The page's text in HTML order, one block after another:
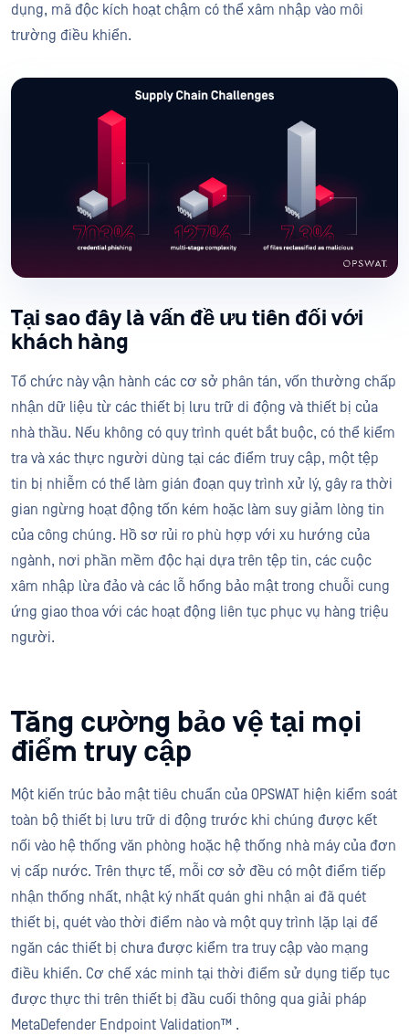
dụng, mã độc kích hoạt chậm có thể xâm nhập vào môi
trường điều khiển.
Tại sao đây là vấn đề ưu tiên đối với
khách hàng
Tổ chức này vận hành các cơ sở phân tán, vốn thường chấp
nhận dữ liệu từ các thiết bị lưu trữ di động và thiết bị của
nhà thầu. Nếu không có quy trình quét bắt buộc, có thể kiểm
tra và xác thực người dùng tại các điểm truy cập, một tệp
tin bị nhiễm có thể làm gián đoạn quy trình xử lý, gây ra thời
gian ngừng hoạt động tốn kém hoặc làm suy giảm lòng tin
của công chúng. Hồ sơ rủi ro phù hợp với xu hướng của
ngành, nơi phần mềm độc hại dựa trên tệp tin, các cuộc
xâm nhập lừa đảo và các lỗ hổng bảo mật trong chuỗi cung
ứng giao thoa với các hoạt động liên tục phục vụ hàng triệu
người.
Tăng cường bảo vệ tại mọi
điểm truy cập
Một kiến trúc bảo mật tiêu chuẩn của OPSWAT hiện kiểm soát
toàn bộ thiết bị lưu trữ di động trước khi chúng được kết
nối vào hệ thống văn phòng hoặc hệ thống nhà máy của đơn
vị cấp nước. Trên thực tế, mỗi cơ sở đều có một điểm tiếp
nhận thống nhất, nhật ký nhất quán ghi nhận ai đã quét
thiết bị, quét vào thời điểm nào và một quy trình lặp lại để
ngăn các thiết bị chưa được kiểm tra truy cập vào mạng
điều khiển. Cơ chế xác minh tại thời điểm sử dụng tiếp tục
được thực thi trên thiết bị đầu cuối thông qua giải pháp
MetaDefender Endpoint Validation™ .